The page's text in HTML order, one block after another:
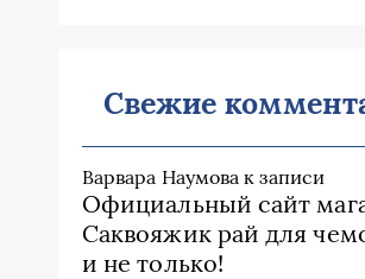
Свежие
Варвара Наумова к записи
Официальный сайт
Саквояжик рай для
и не только!